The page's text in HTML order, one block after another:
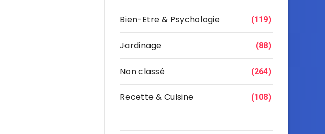
Bien-Etre & Psychologie (119)
Jardinage (88)
Non classé (264)
Recette & Cuisine (108)